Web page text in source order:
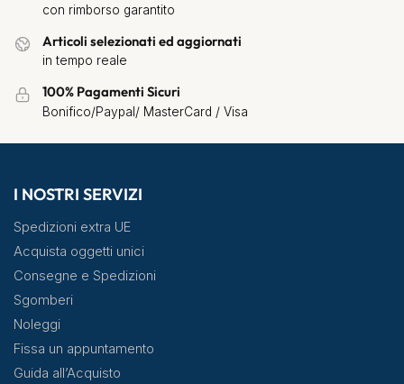
con rimborso garantito
Articoli selezionati ed aggiornati
in tempo reale
100% Pagamenti Sicuri
Bonifico/Paypal/ MasterCard / Visa
I NOSTRI SERVIZI
Spedizioni extra UE
Acquista oggetti unici
Consegne e Spedizioni
Sgomberi
Noleggi
Fissa un appuntamento
Guida all’Acquisto